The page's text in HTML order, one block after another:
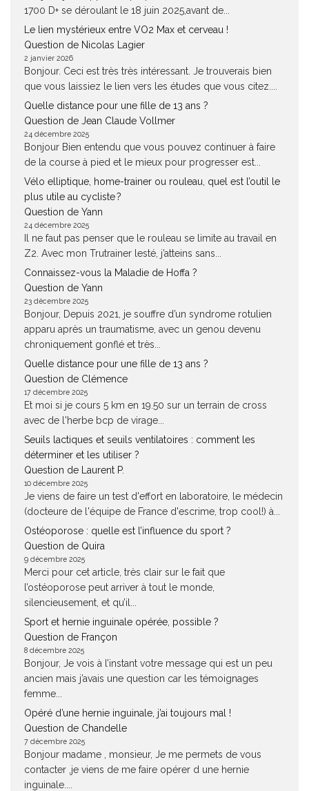
1700 D+ se déroulant le 18 juin 2025,avant de...
Le lien mystérieux entre VO2 Max et cerveau !
Question de Nicolas Lagier
2 janvier 2026
Bonjour. Ceci est très très intéressant. Je trouverais bien
que vous laissiez le lien vers les études que vous citez....
Quelle distance pour une fille de 13 ans ?
Question de Jean Claude Vollmer
24 décembre 2025
Bonjour Bien entendu que vous pouvez continuer à faire
de la course à pied et le mieux pour progresser est...
Vélo elliptique, home-trainer ou rouleau, quel est l’outil le
plus utile au cycliste ?
Question de Yann
24 décembre 2025
Il ne faut pas penser que le rouleau se limite au travail en
Z2. Avec mon Trutrainer lesté, j’atteins sans...
Connaissez-vous la Maladie de Hoffa ?
Question de Yann
23 décembre 2025
Bonjour, Depuis 2021, je souffre d’un syndrome rotulien
apparu après un traumatisme, avec un genou devenu
chroniquement gonflé et très...
Quelle distance pour une fille de 13 ans ?
Question de Clémence
17 décembre 2025
Et moi si je cours 5 km en 19.50 sur un terrain de cross
avec de l'herbe bcp de virage...
Seuils lactiques et seuils ventilatoires : comment les
déterminer et les utiliser ?
Question de Laurent P.
10 décembre 2025
Je viens de faire un test d'effort en laboratoire, le médecin
(docteure de l'équipe de France d'escrime, trop cool!) à...
Ostéoporose : quelle est l’influence du sport ?
Question de Quira
9 décembre 2025
Merci pour cet article, très clair sur le fait que
l’ostéoporose peut arriver à tout le monde,
silencieusement, et qu’il...
Sport et hernie inguinale opérée, possible ?
Question de Françon
8 décembre 2025
Bonjour, Je vois à l’instant votre message qui est un peu
ancien mais j’avais une question car les témoignages
femme...
Opéré d’une hernie inguinale, j’ai toujours mal !
Question de Chandelle
7 décembre 2025
Bonjour madame , monsieur, Je me permets de vous
contacter ,je viens de me faire opérer d une hernie
inguinale....